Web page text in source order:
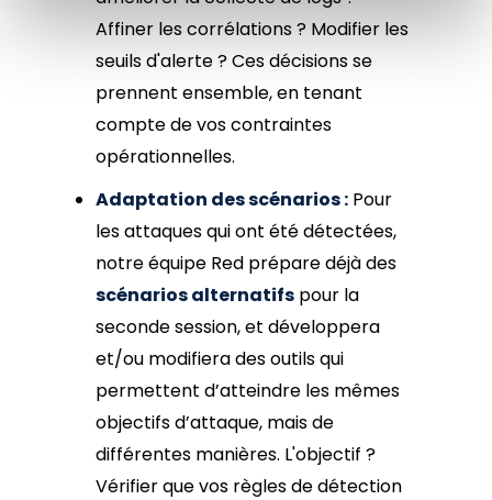
Affiner les corrélations ? Modifier les
seuils d'alerte ? Ces décisions se
prennent ensemble, en tenant
compte de vos contraintes
opérationnelles.
Adaptation des scénarios : Pour
les attaques qui ont été détectées,
notre équipe Red prépare déjà des
scénarios alternatifs pour la
seconde session, et développera
et/ou modifiera des outils qui
permettent d’atteindre les mêmes
objectifs d’attaque, mais de
différentes manières. L'objectif ?
Vérifier que vos règles de détection